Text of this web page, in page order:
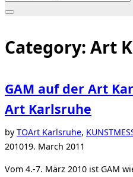
Toggle
navigation
Category: Art
GAM auf der Art
Art Karlsruhe
byTOArt Karlsruhe,
201019. March 2011
Vom 4.-7. März 2010 ist GAM